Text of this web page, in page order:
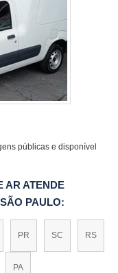
públicas e disponível
AR ATENDE
PAULO:
PR SC RS
PA